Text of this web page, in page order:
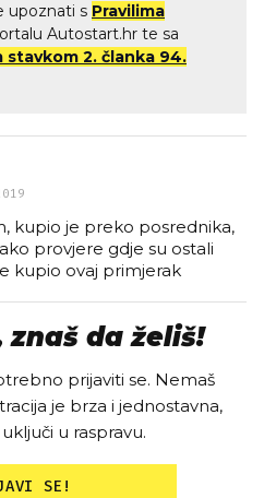
upoznati s Pravilima
Autostart.hr te sa
stavkom 2. članka 94.
kupio je preko posrednika,
provjere gdje su ostali
kupio ovaj primjerak
da želiš!
prijaviti se. Nemaš
je brza i jednostavna,
u raspravu.
SE!